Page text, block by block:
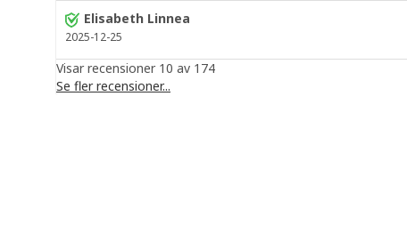
Elisabeth Linnea
2025-12-25
Visar recensioner 10 av 174
Se fler recensioner...